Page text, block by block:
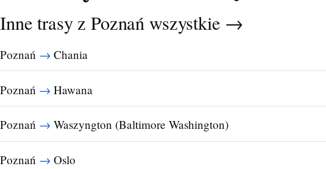
Inne trasy z Poznańwszystkie →
Poznań → Chania
Poznań → Hawana
Poznań → Waszyngton (Baltimore Washington)
Poznań → Oslo